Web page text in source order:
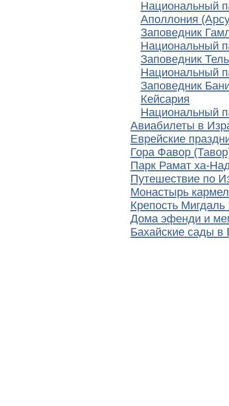
Национальный
Аполлония
Заповедник
Национальный
Заповедник
Национальный
Заповедник
Кейсария
Национальный
Авиабилеты в
Еврейские
Гора Фавор
Парк Рамат ха-
Путешествие по
Монастырь
Крепость
Дома эфенди и
Бахайские сады